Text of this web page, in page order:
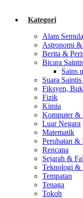
Kategori
Alam
Astronomi
Berita &
Bicara
Sains
Suara
Fiksyen,
Fizik
Kimia
Komputer &
Luar Negara
Matematik
Perubatan &
Rencana
Sejarah &
Teknologi &
Tempatan
Tenaga
Tokoh